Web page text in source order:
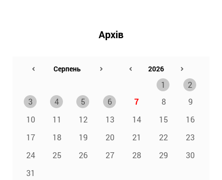
Архів
1
2
3
4 5 6 7 8
9
10
11 12 13 14 15
16
17
18 19 20 21 22
23
24
25 26 27 28 29
30
31